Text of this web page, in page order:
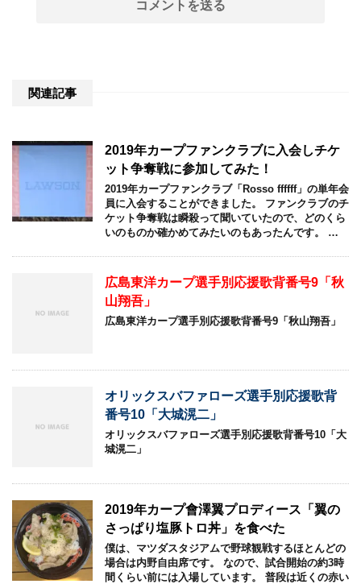
関連記事
2019年カープファンクラブに入会しチケ
ット争奪戦に参加してみた！
2019年カープファンクラブ「Rosso ffffff」の単年会
員に入会することができました。 ファンクラブのチ
ケット争奪戦は瞬殺って聞いていたので、どのくら
いのものか確かめてみたいのもあったんです。 …
広島東洋カープ選手別応援歌背番号9「秋
山翔吾」
広島東洋カープ選手別応援歌背番号9「秋山翔吾」
オリックスバファローズ選手別応援歌背
番号10「大城滉二」
オリックスバファローズ選手別応援歌背番号10「大
城滉二」
2019年カープ會澤翼プロディース「翼の
さっぱり塩豚トロ丼」を食べた
僕は、マツダスタジアムで野球観戦するほとんどの
場合は内野自由席です。 なので、試合開始の約3時
間くらい前には入場しています。 普段は近くの赤い